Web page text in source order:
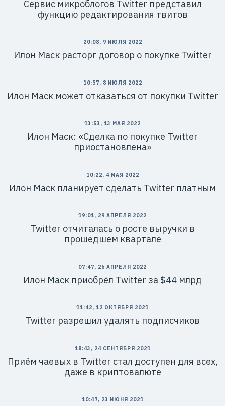
Сервис микроблогов Twitter представил
функцию редактирования твитов
20:08, 9 ИЮЛЯ 2022
Илон Маск расторг договор о покупке Twitter
10:57, 8 ИЮЛЯ 2022
Илон Маск может отказаться от покупки Twitter
13:53, 13 МАЯ 2022
Илон Маск: «Сделка по покупке Twitter
приостановлена»
10:22, 4 МАЯ 2022
Илон Маск планирует сделать Twitter платным
19:01, 29 АПРЕЛЯ 2022
Twitter отчиталась о росте выручки в
прошедшем квартале
07:47, 26 АПРЕЛЯ 2022
Илон Маск приобрёл Twitter за $44 млрд
11:42, 12 ОКТЯБРЯ 2021
Twitter разрешил удалять подписчиков
18:43, 24 СЕНТЯБРЯ 2021
Приём чаевых в Twitter стал доступен для всех,
даже в криптовалюте
10:47, 23 ИЮНЯ 2021